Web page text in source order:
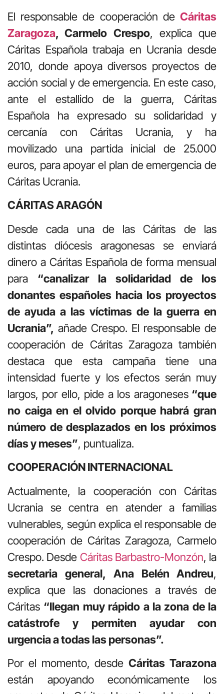
El responsable de cooperación de Cáritas
Zaragoza, Carmelo Crespo, explica que
Cáritas Española trabaja en Ucrania desde
2010, donde apoya diversos proyectos de
acción social y de emergencia. En este caso,
ante el estallido de la guerra, Cáritas
Española ha expresado su solidaridad y
cercanía con Cáritas Ucrania, y ha
movilizado una partida inicial de 25.000
euros, para apoyar el plan de emergencia de
Cáritas Ucrania.
CÁRITAS ARAGÓN
Desde cada una de las Cáritas de las
distintas diócesis aragonesas se enviará
dinero a Cáritas Española de forma mensual
para “canalizar la solidaridad de los
donantes españoles hacia los proyectos
de ayuda a las víctimas de la guerra en
Ucrania”, añade Crespo. El responsable de
cooperación de Cáritas Zaragoza también
destaca que esta campaña tiene una
intensidad fuerte y los efectos serán muy
largos, por ello, pide a los aragoneses“que
no caiga en el olvido porque habrá gran
número de desplazados en los próximos
días y meses”, puntualiza.
COOPERACIÓN INTERNACIONAL
Actualmente, la cooperación con Cáritas
Ucrania se centra en atender a familias
vulnerables, según explica el responsable de
cooperación de Cáritas Zaragoza, Carmelo
Crespo. Desde Cáritas Barbastro-Monzón, la
secretaria general,
Ana Belén Andreu,
explica que las donaciones a través de
Cáritas “llegan muy rápido a la zona de la
catástrofe y permiten ayudar con
urgencia a todas las personas”.
Por el momento, desdeCáritas Tarazona
están apoyando económicamente los